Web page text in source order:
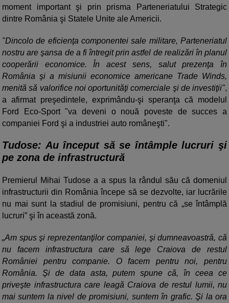
moment important şi prin prisma Parteneriatului Strategic
dintre România şi Statele Unite ale Americii.
"Dincolo de eficienţa componentei sale militare, Parteneriatul
nostru are şansa de a fi întregit prin astfel de realizări în planul
cooperării economice. În acest sens, salut prezenţa în
România şi a misiunii economice americane Trade Winds,
menită să valorifice noi oportunităţi comerciale şi de investiţii",
a afirmat preşedintele, exprimându-şi speranţa că modelul
Ford Eco-Sport "va deveni o nouă poveste de succes a
companiei Ford şi a industriei auto româneşti".
Tudose: Au început să se întâmple lucruri şi
pe zona de infrastructură
Premierul Mihai Tudose a a spus la rândul său că domeniul
infrastructurii din România începe să se dezvolte, iar lucrările
nu mai sunt la stadiul de promisiuni, pentru că „se întâmplă
lucruri” şi în această zonă.
Am spus şi reprezentanţilor companiei, şi dumneavoastră, că
nu facem infrastructura care să lege Craiova de restul
României pentru companie. O facem pentru noi, pentru
România. Şi de data asta, putem spune că, în ceea ce
priveşte infrastructura care leagă Craiova de restul lumii, nu
mai suntem la nivel de promisiuni, suntem în grafic. Şi la ora